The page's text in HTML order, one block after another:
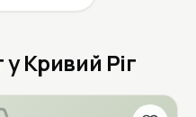
у Кривий Ріг